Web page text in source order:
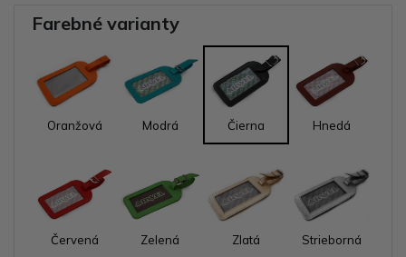
Farebné varianty
Oranžová Modrá Čierna Hnedá
Červená Zelená Zlatá Strieborná